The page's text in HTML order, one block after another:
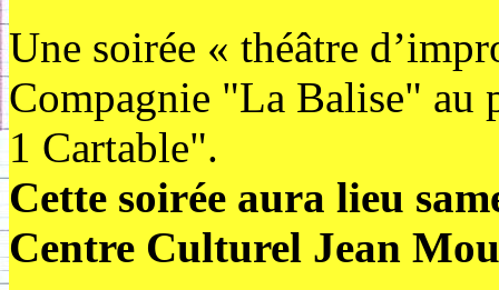
Une soirée « théâtre
Compagnie "La Balise" au
1 Cartable".
Cette soirée aura lieu
Centre Culturel Jean